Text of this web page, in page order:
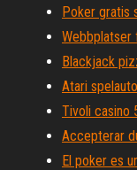
Poker gratis
Webbplatser
Blackjack
Atari
Tivoli casino
Accepterar
El poker es